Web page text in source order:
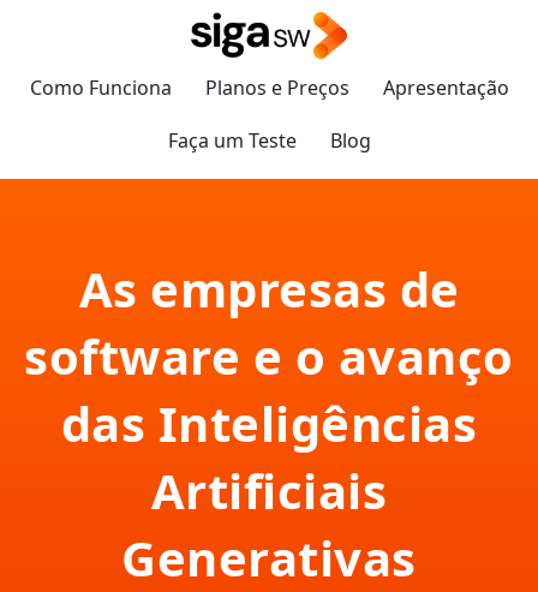
Como Funciona Planos e Preços
Apresentação
Faça um Teste
Blog
As empresas de
software e o avanço
das Inteligências
Artificiais
Generativas